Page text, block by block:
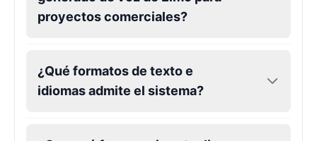
proyectos comerciales?
¿Qué formatos de texto e
idiomas admite el sistema?